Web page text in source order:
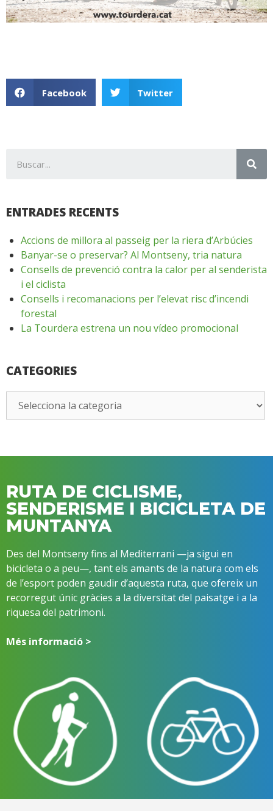
Facebook Twitter
ENTRADES RECENTS
Accions de millora al passeig per la riera d’Arbúcies
Banyar-se o preservar? Al Montseny, tria natura
Consells de prevenció contra la calor per al senderista
i el ciclista
Consells i recomanacions per l’elevat risc d’incendi
forestal
La Tourdera estrena un nou vídeo promocional
CATEGORIES
RUTA DE CICLISME,
SENDERISME I BICICLETA DE
MUNTANYA
Des del Montseny fins al Mediterrani —ja sigui en
bicicleta o a peu—, tant els amants de la natura com els
de l’esport poden gaudir d’aquesta ruta, que ofereix un
recorregut únic gràcies a la diversitat del paisatge i a la
riquesa del patrimoni.
Més informació >